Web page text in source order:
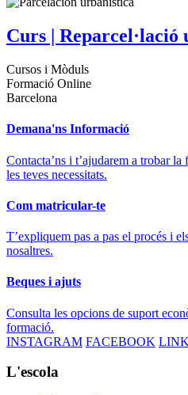
Curs | Reparcel·lació
Cursos i Mòduls
Formació Online
Barcelona
Demana'ns Informació
Contacta’ns i t’ajudarem a trobar
les teves necessitats.
Com matricular-te
T’expliquem pas a pas el procés i
nosaltres.
Beques i ajuts
Consulta les opcions de suport
formació.
INSTAGRAM FACEBOOK
L'escola